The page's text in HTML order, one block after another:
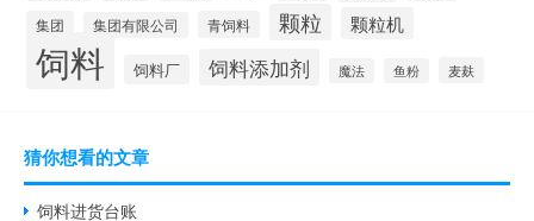
集团 集团有限公司 青饲料 颗粒 颗粒机
饲料 饲料厂 饲料添加剂 魔法 鱼粉 麦麸
猜你想看的文章
饲料进货台账